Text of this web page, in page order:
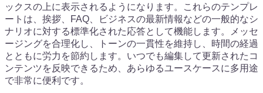
ックスの上に表示されるようになります。これらのテンプレ
ートは、挨拶、FAQ、ビジネスの最新情報などの一般的なシ
ナリオに対する標準化された応答として機能します。メッセ
ージングを合理化し、トーンの一貫性を維持し、時間の経過
とともに労力を節約します。いつでも編集して更新されたコ
ンテンツを反映できるため、あらゆるユースケースに多用途
で非常に便利です。